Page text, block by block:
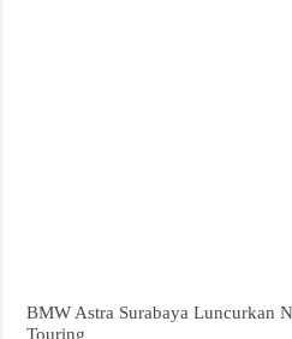
BMW Astra Surabaya Luncurkan
Touring